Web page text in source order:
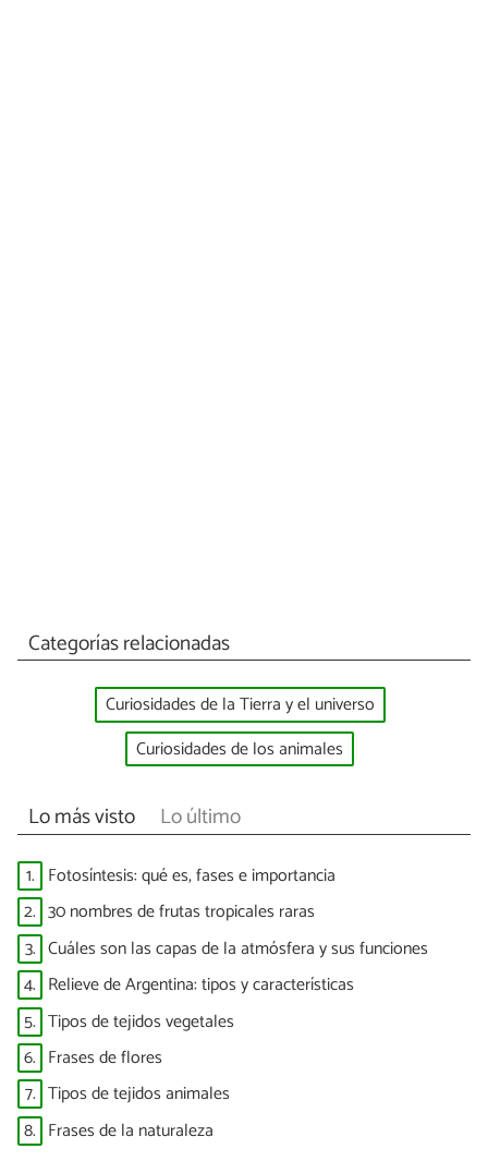
Categorías relacionadas
Curiosidades de la Tierra y el universo
Curiosidades de los animales
Lo más visto Lo último
1. Fotosíntesis: qué es, fases e importancia
2. 30 nombres de frutas tropicales raras
3. Cuáles son las capas de la atmósfera y sus funciones
4. Relieve de Argentina: tipos y características
5. Tipos de tejidos vegetales
6. Frases de flores
7. Tipos de tejidos animales
8. Frases de la naturaleza